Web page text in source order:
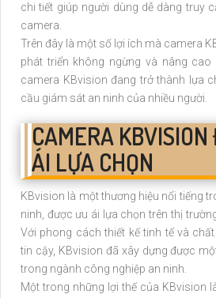
chi tiết giúp người dùng dễ dàng truy
camera.
Trên đây là một số lợi ích mà camera
phát triển không ngừng và nâng
camera KBvision đang trở thành lựa
cầu giám sát an ninh của nhiều người.
CAMERA KBVISION
ÁI LỰA CHỌN
KBvision là một thương hiệu nổi tiếng
ninh, được ưu ái lựa chọn trên thị
Với phong cách thiết kế tinh tế và
tin cậy, KBvision đã xây dựng được
trong ngành công nghiệp an ninh.
Một trong những lợi thế của KBvision